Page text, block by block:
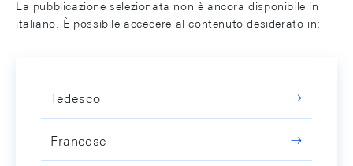
La pubblicazione selezionata non è ancora disponibile in
italiano. È possibile accedere al contenuto desiderato in:
Tedesco
Francese